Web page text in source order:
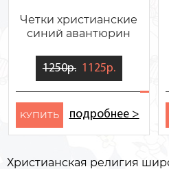
Четки христианские
синий авантюрин
1250р. 1125р.
KУПИТЬ подробнее >
Христианская религия